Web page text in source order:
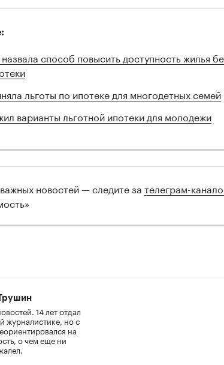
способ повысить доступность жилья
льготы по ипотеке для многодетных семей
варианты льготной ипотеки для молодежи
новостей — следите зателеграм-
14 лет отдал
журналистике, но с
на
о чем еще ни